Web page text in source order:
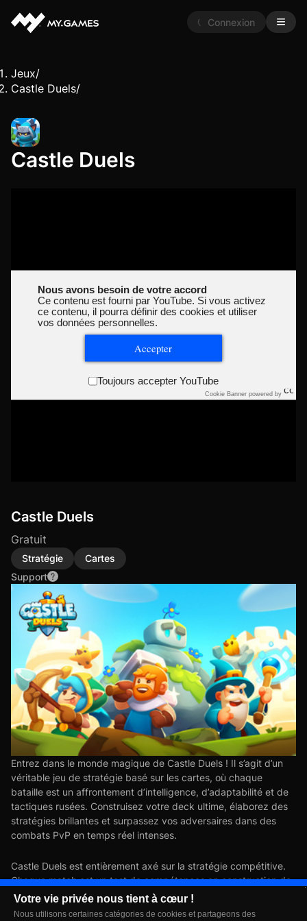
Votre vie privée nous tient à cœur !
Nous utilisons certaines catégories de cookies et partageons des
Connexion
Jeux/
Castle Duels/
Castle Duels
Nous avons besoin de votre accord
Ce contenu est fourni par YouTube. Si vous activez
ce contenu, il pourra définir des cookies et utiliser
vos données personnelles.
Accepter
Toujours accepter YouTube
Cookie Banner powered by
Castle Duels
Gratuit
Stratégie
Cartes
Support
Entrez dans le monde magique de Castle Duels ! Il s’agit d’un
véritable jeu de stratégie basé sur les cartes, où chaque
bataille est un affrontement d’intelligence, d’adaptabilité et de
tactiques rusées. Construisez votre deck ultime, élaborez des
stratégies brillantes et surpassez vos adversaires dans des
combats PvP en temps réel intenses.
Castle Duels est entièrement axé sur la stratégie compétitive.
Chaque match est un test de compétences en construction de
deck, de maîtrise tactique et de prise de décision rapide. Votre
succès dépend non seulement de la puissance de vos cartes,